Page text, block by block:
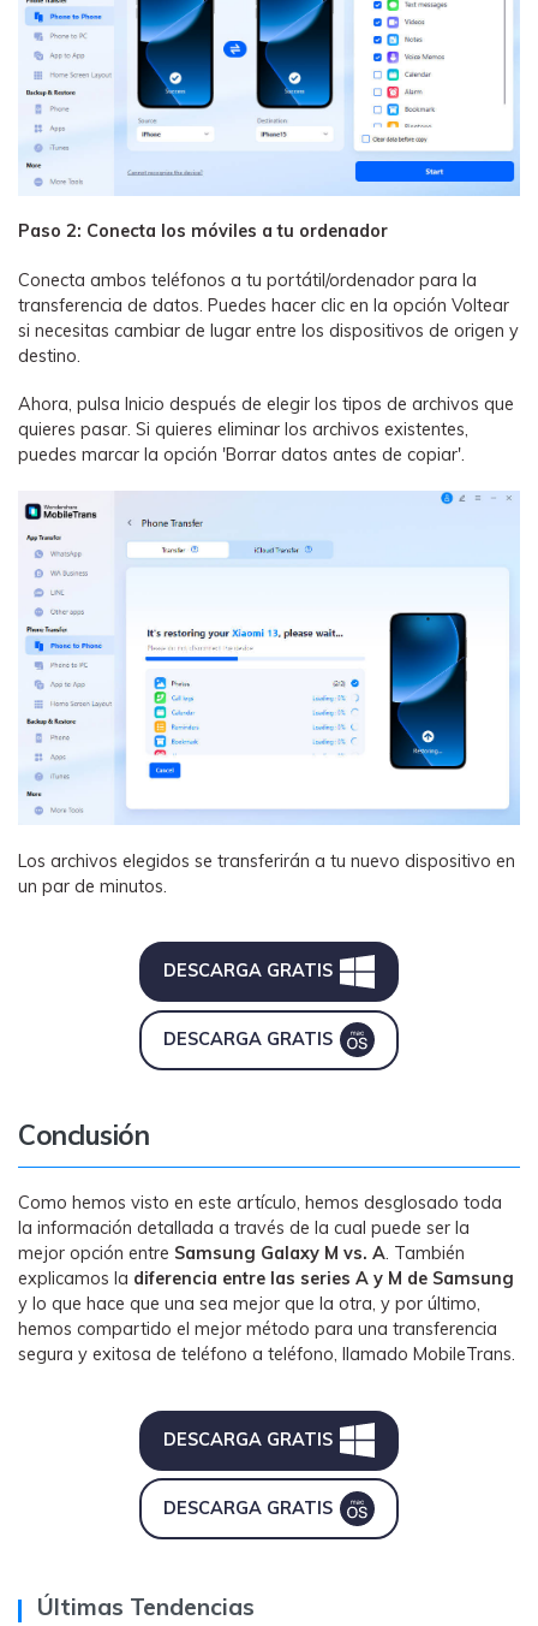
Paso 2: Conecta los móviles a tu ordenador
Conecta ambos teléfonos a tu portátil/ordenador para la
transferencia de datos. Puedes hacer clic en la opción Voltear
si necesitas cambiar de lugar entre los dispositivos de origen y
destino.
Ahora, pulsa Inicio después de elegir los tipos de archivos que
quieres pasar. Si quieres eliminar los archivos existentes,
puedes marcar la opción 'Borrar datos antes de copiar'.
Los archivos elegidos se transferirán a tu nuevo dispositivo en
un par de minutos.
DESCARGA GRATIS
DESCARGA GRATIS
Conclusión
Como hemos visto en este artículo, hemos desglosado toda
la información detallada a través de la cual puede ser la
mejor opción entre Samsung Galaxy M vs. A. También
explicamos la diferencia entre las series A y M de Samsung
y lo que hace que una sea mejor que la otra, y por último,
hemos compartido el mejor método para una transferencia
segura y exitosa de teléfono a teléfono, llamado MobileTrans.
DESCARGA GRATIS
DESCARGA GRATIS
Últimas Tendencias